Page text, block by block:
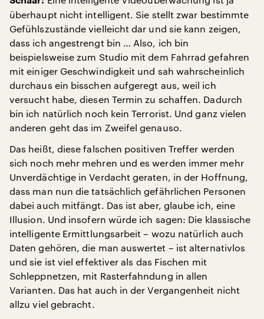
überhaupt nicht intelligent. Sie stellt zwar bestimmte
Gefühlszustände vielleicht dar und sie kann zeigen,
dass ich angestrengt bin … Also, ich bin
beispielsweise zum Studio mit dem Fahrrad gefahren
mit einiger Geschwindigkeit und sah wahrscheinlich
durchaus ein bisschen aufgeregt aus, weil ich
versucht habe, diesen Termin zu schaffen. Dadurch
bin ich natürlich noch kein Terrorist. Und ganz vielen
anderen geht das im Zweifel genauso.
Das heißt, diese falschen positiven Treffer werden
sich noch mehr mehren und es werden immer mehr
Unverdächtige in Verdacht geraten, in der Hoffnung,
dass man nun die tatsächlich gefährlichen Personen
dabei auch mitfängt. Das ist aber, glaube ich, eine
Illusion. Und insofern würde ich sagen: Die klassische
intelligente Ermittlungsarbeit – wozu natürlich auch
Daten gehören, die man auswertet – ist alternativlos
und sie ist viel effektiver als das Fischen mit
Schleppnetzen, mit Rasterfahndung in allen
Varianten. Das hat auch in der Vergangenheit nicht
allzu viel gebracht.